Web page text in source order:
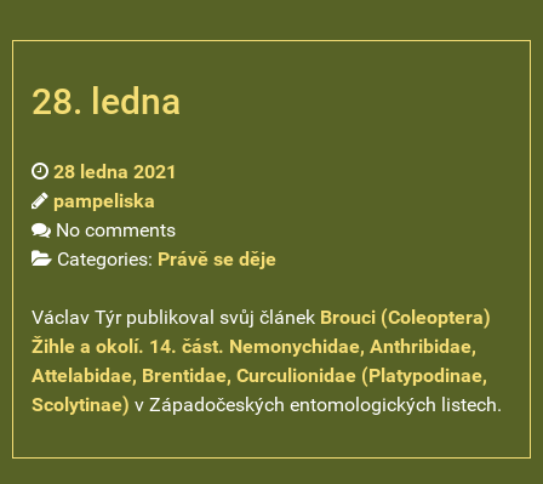
28. ledna
28 ledna 2021
pampeliska
No comments
Categories: Právě se děje
Václav Týr publikoval svůj článek Brouci (Coleoptera)
Žihle a okolí. 14. část. Nemonychidae, Anthribidae,
Attelabidae, Brentidae, Curculionidae (Platypodinae,
Scolytinae) v Západočeských entomologických listech.